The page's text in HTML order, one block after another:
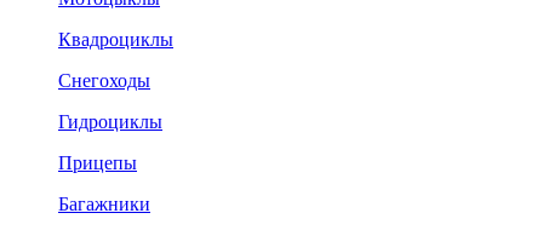
Квадроциклы
Снегоходы
Гидроциклы
Прицепы
Багажники